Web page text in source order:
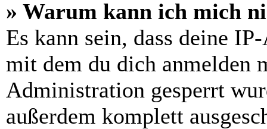
» Warum kann ich mich
Es kann sein, dass deine
mit dem du dich anmelden
Administration gesperrt
außerdem komplett